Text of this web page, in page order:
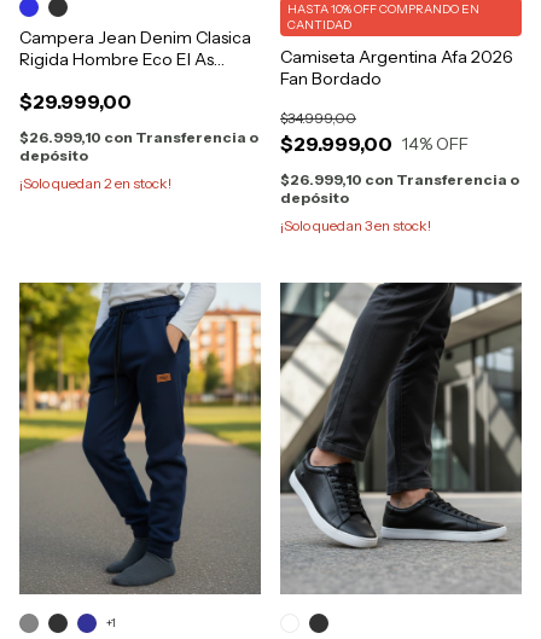
Campera Jean Denim Clasica
Rigida Hombre Eco El As
$29.999,00
$26.999,10 con Transferencia o
depósito
¡Solo quedan 2en stock!
Camiseta Argentina Afa 2026
Fan Bordado
$29.999,00
$34.999,00
14% OFF
HASTA 10% OFFCOMPRANDO EN
CANTIDAD
$26.999,10 con Transferencia o
depósito
¡Solo quedan 3en stock!
+1